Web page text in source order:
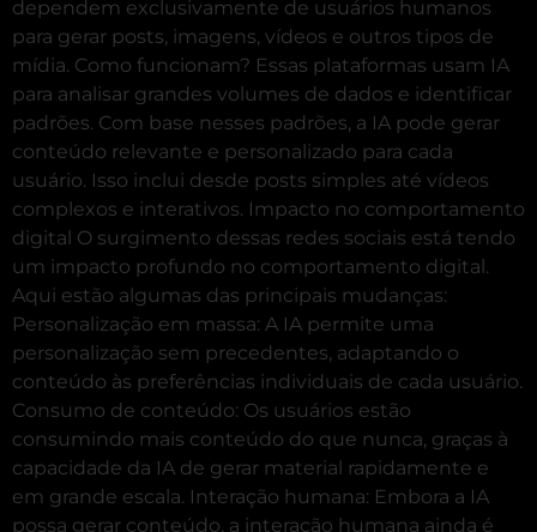
dependem exclusivamente de usuários humanos
para gerar posts, imagens, vídeos e outros tipos de
mídia. Como funcionam? Essas plataformas usam IA
para analisar grandes volumes de dados e identificar
padrões. Com base nesses padrões, a IA pode gerar
conteúdo relevante e personalizado para cada
usuário. Isso inclui desde posts simples até vídeos
complexos e interativos. Impacto no comportamento
digital O surgimento dessas redes sociais está tendo
um impacto profundo no comportamento digital.
Aqui estão algumas das principais mudanças:
Personalização em massa: A IA permite uma
personalização sem precedentes, adaptando o
conteúdo às preferências individuais de cada usuário.
Consumo de conteúdo: Os usuários estão
consumindo mais conteúdo do que nunca, graças à
capacidade da IA de gerar material rapidamente e
em grande escala. Interação humana: Embora a IA
possa gerar conteúdo, a interação humana ainda é